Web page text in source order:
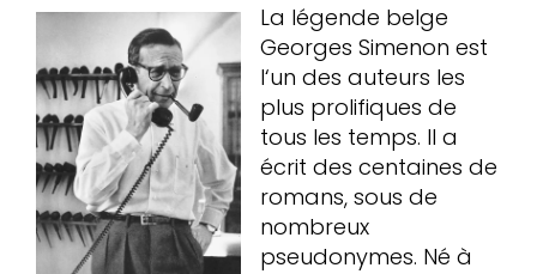
La légende belge
Georges Simenon est
l‘un des auteurs les
plus prolifiques de
tous les temps. Il a
écrit des centaines de
romans, sous de
nombreux
pseudonymes. Né à